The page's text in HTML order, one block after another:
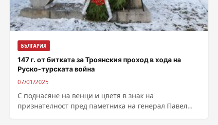
БЪЛГАРИЯ
147 г. от битката за Троянския проход в хода на
Руско-турската война
07/01/2025
С поднасяне на венци и цветя в знак на
признателност пред паметника на генерал Павел